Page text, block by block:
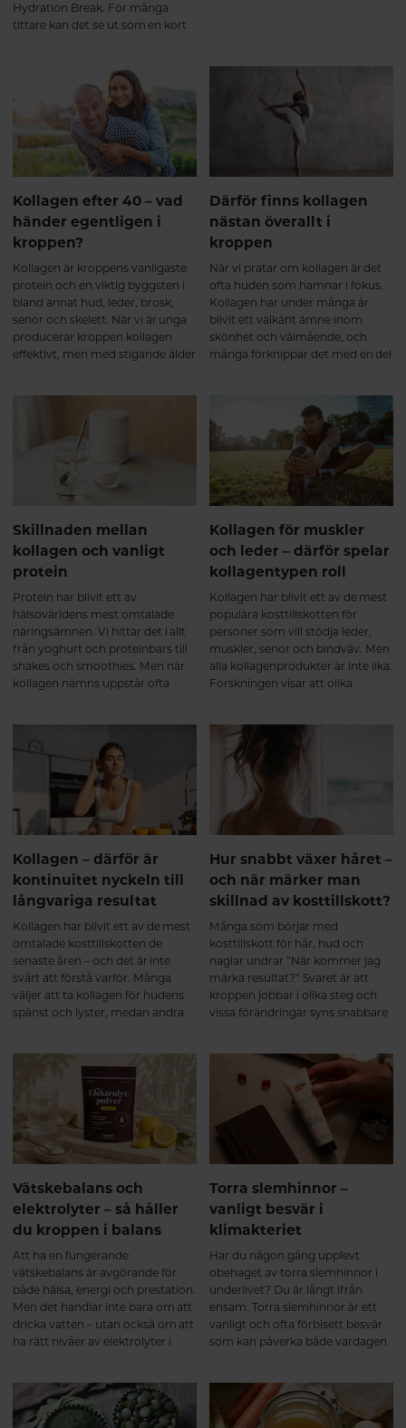
märka skillnad Efter ungefär 8–12
veckor börjar resultaten bli mer
påtagliga. Flera kliniska studier
visar att regelbundet intag av
kollagenpeptider kan bidra till att
stödja ledernas funktion och
minska aktivitetsrelaterad ledvärk
hos vissa personer³⁴. Många
beskriver att kroppen känns: ✔
stel efter vila ✔ bättre återhämtad
efter fysisk aktivitet Hos personer
som tränar har forskning även
visat att kollagenpeptider, i
kombination med styrketräning,
kan stödja muskelmassa och
styrkeutveckling. Detta tros
bindväven som omger och
stödjer musklerna⁵. Efter 6
månader – långsiktigt stöd för
muskler och leder Kollagen
omsätts långsamt i kroppen,
vilket gör att kontinuitet är viktig.
Vid regelbundet intag under flera
månader visar forskning att
kollagen kan bidra till en fortsatt
positiv utveckling av broskets
och bindvävens kvalitet samt ge
ett långsiktigt stöd för
ledfunktionen⁶. Många upplever
då att kroppen känns: ✔ mer
rörlig ✔ stabilare i lederna ✔
bättre rustad för både träning
och vardagens belastning Det
byggstenar över tid. Varför välja
ett multikollagen? Ett
multikollagen kombinerar
kollagen från flera naturliga källor
och innehåller kollagen typ I, II
och III. Eftersom kollagenet är
hydrolyserat bryts det ner till
mindre peptider som kroppen
Kombinationen av flera
kollagenkällor ger dessutom en
bred aminosyraprofil som passar
kroppens olika
bindvävsstrukturer. Många
multikollagen är dessutom
berikade med vitamin C, som
bidrar till normal kollagenbildning
spelar roll För att kroppen ska
kunna bilda kollagen behövs mer
än bara kollagenpeptider. Ett bra
resultat bygger på flera faktorer:
✔ Tillräckligt med vitamin C, som
bidrar till normal
kollagenbildning. ✔ Regelbunden
rörelse och styrketräning, som
stimulerar muskler och bindväv.
✔ Tillräckligt protein i kosten. ✔
God sömn och återhämtning.
Precis som annan vävnad i
kroppen byggs kollagen upp
successivt. Därför ger
regelbunden användning under
flera månader bäst
förutsättningar. Sammanfattning
Kollagenpeptider verkar genom
stimulera kroppens naturliga
kollagenomsättning. De första
veckorna Kroppen tar upp
Hydration Break. För många
tittare kan det se ut som en kort
verkliga anledningen är betydligt
Kollagen efter 40 – vad
händer egentligen i
kroppen?
Kollagen är kroppens vanligaste
protein och en viktig byggsten i
bland annat hud, leder, brosk,
senor och skelett. När vi är unga
producerar kroppen kollagen
effektivt, men med stigande ålder
mer märkbara efter 40 års ålder,
då kroppens förmåga att bilda
nytt kollagen inte längre håller
samma takt som tidigare.
Därför finns kollagen
nästan överallt i
kroppen
När vi pratar om kollagen är det
ofta huden som hamnar i fokus.
Kollagen har under många år
blivit ett välkänt ämne inom
skönhet och välmående, och
många förknippar det med en del
mycket mer än så.
Skillnaden mellan
kollagen och vanligt
protein
Protein har blivit ett av
hälsovärldens mest omtalade
näringsämnen. Vi hittar det i allt
från yoghurt och proteinbars till
shakes och smoothies. Men när
kollagen nämns uppstår ofta
Kollagen för muskler
och leder – därför spelar
kollagentypen roll
Kollagen har blivit ett av de mest
populära kosttillskotten för
personer som vill stödja leder,
muskler, senor och bindväv. Men
alla kollagenprodukter är inte lika.
Forskningen visar att olika
produkt som kombinerar flera
typer av kollagen kan erbjuda
bredare stöd än ett enskilt
kollagen. För den som vill
bibehålla rörlighet, styrka och en
aktiv livsstil kan valet av kollagen
därför spela stor roll.
Kollagen – därför är
kontinuitet nyckeln till
långvariga resultat
Kollagen har blivit ett av de mest
omtalade kosttillskotten de
senaste åren – och det är inte
svårt att förstå varför. Många
väljer att ta kollagen för hudens
spänst och lyster, medan andra
Men något som ofta glöms bort i
diskussionen är att kollagen inte
handlar om snabba lösningar. För
att verkligen uppleva skillnad är
kontinuitet en av de viktigaste
faktorerna.
Hur snabbt växer håret –
och när märker man
skillnad av kosttillskott?
Många som börjar med
kosttillskott för hår, hud och
naglar undrar ”När kommer jag
märka resultat?” Svaret är att
kroppen jobbar i olika steg och
vissa förändringar syns snabbare
Vätskebalans och
elektrolyter – så håller
du kroppen i balans
Att ha en fungerande
vätskebalans är avgörande för
både hälsa, energi och prestation.
Men det handlar inte bara om att
dricka vatten – utan också om att
ha rätt nivåer av elektrolyter i
Torra slemhinnor –
vanligt besvär i
klimakteriet
Har du någon gång upplevt
obehaget av torra slemhinnor i
underlivet? Du är långt ifrån
ensam. Torra slemhinnor är ett
vanligt och ofta förbisett besvär
som kan påverka både vardagen
men är särskilt vanliga vid
hormonella förändringar – som